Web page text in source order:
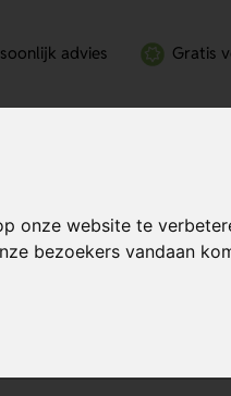
onze website te
bezoekers vandaan
advies Gratis